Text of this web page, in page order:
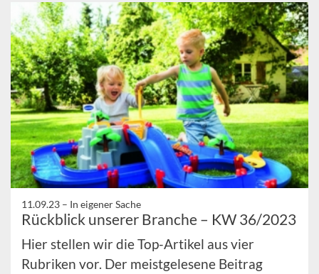
11.09.23 – In eigener Sache
Rückblick unserer Branche – KW 36/2023
Hier stellen wir die Top-Artikel aus vier
Rubriken vor. Der meistgelesene Beitrag